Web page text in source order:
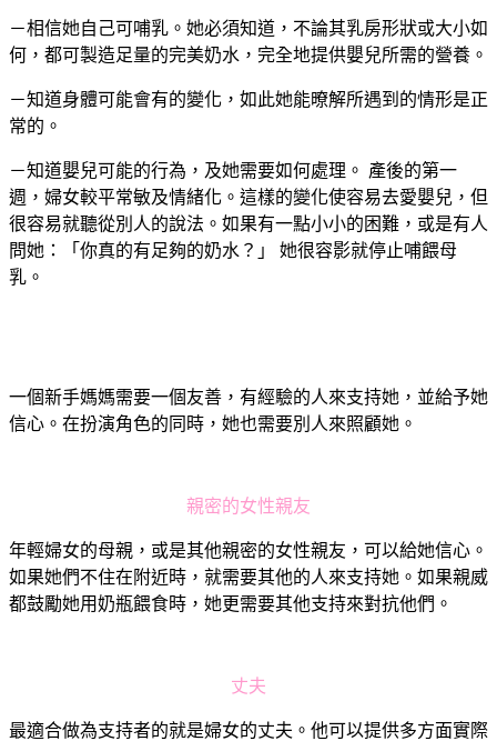
－相信她自己可哺乳。她必須知道，不論其乳房形狀或大小如
何，都可製造足量的完美奶水，完全地提供嬰兒所需的營養。
－知道身體可能會有的變化，如此她能暸解所遇到的情形是正
常的。
－知道嬰兒可能的行為，及她需要如何處理。 產後的第一
週，婦女較平常敏及情緒化。這樣的變化使容易去愛嬰兒，但
很容易就聽從別人的說法。如果有一點小小的困難，或是有人
問她：「你真的有足夠的奶水？」 她很容影就停止哺餵母
乳。
一個新手媽媽需要一個友善，有經驗的人來支持她，並給予她
信心。在扮演角色的同時，她也需要別人來照顧她。
親密的女性親友
年輕婦女的母親，或是其他親密的女性親友，可以給她信心。
如果她們不住在附近時，就需要其他的人來支持她。如果親威
都鼓勵她用奶瓶餵食時，她更需要其他支持來對抗他們。
丈夫
最適合做為支持者的就是婦女的丈夫。他可以提供多方面實際